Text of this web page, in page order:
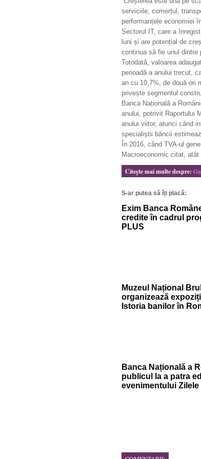
serviciile, comerțul,
performanțele economiei
Sectorul IT, care a
luni și are potențial de
continua să fie unul dintre
Totodată, valoarea
perioadă a anului trecut,
an cu 10,7%, de două ori
privește segmentul
Banca Națională a
anului, potrivit Raportului
anului viitor, atunci când
specialiștii băncii
În 2016, când TVA-ul
Macroeconomic citat,
Citeşte mai multe despre:
S-ar putea să îți placă:
Exim Banca
credite în cadrul
PLUS
Muzeul Național
organizează
Istoria banilor în
Banca Națională a
publicul la a patra
evenimentului